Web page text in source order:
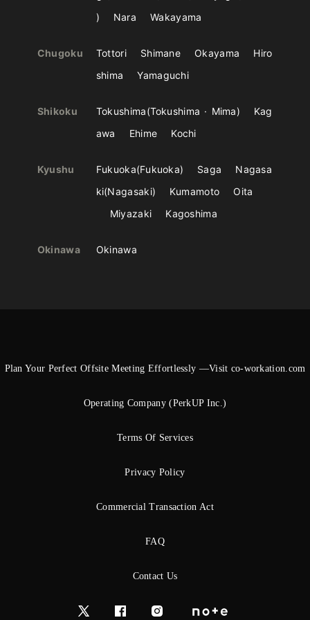
Nara
Wakayama
Chugoku Tottori Shimane Okayama
Hiro
shima
Yamaguchi
Shikoku Tokushima Tokushima Mima
Kag
awa
Ehime Kochi
Kyushu Fukuoka Fukuoka Saga
Nagasa
ki Nagasaki Kumamoto
Oita
Miyazaki
Kagoshima
Okinawa Okinawa
Plan Your Perfect Offsite Meeting Effortlessly —Visit co-workation.com
Operating Company (PerkUP Inc.)
Terms Of Services
Privacy Policy
Commercial Transaction Act
FAQ
Contact Us